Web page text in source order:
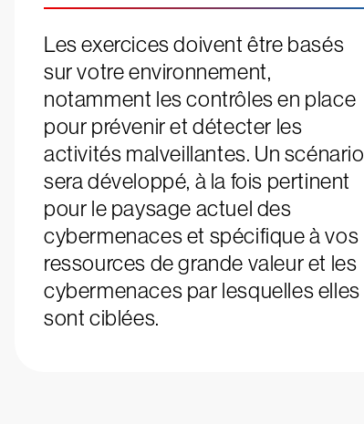
Les exercices doivent être basés
sur votre environnement,
notamment les contrôles en place
pour prévenir et détecter les
activités malveillantes. Un scénario
sera développé, à la fois pertinent
pour le paysage actuel des
cybermenaces et spécifique à vos
ressources de grande valeur et les
cybermenaces par lesquelles elles
sont ciblées.